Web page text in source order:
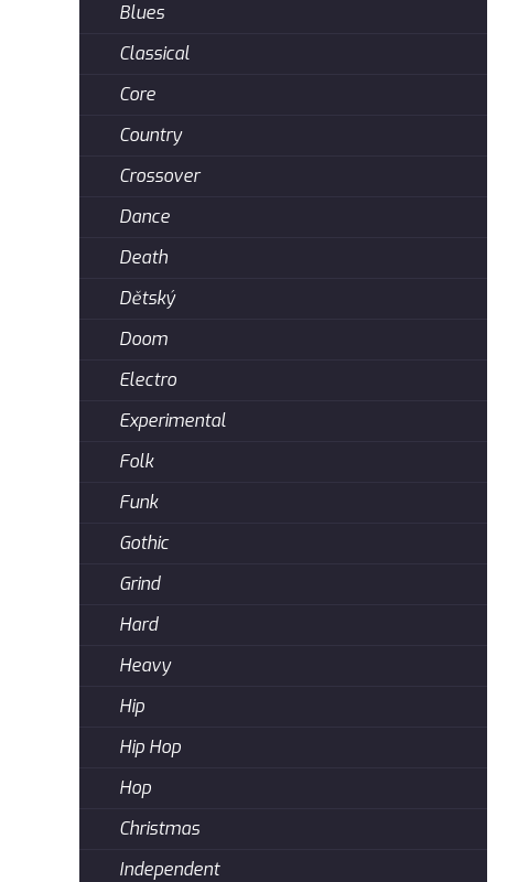
Blues
Classical
Core
Country
Crossover
Dance
Death
Dětský
Doom
Electro
Experimental
Folk
Funk
Gothic
Grind
Hard
Heavy
Hip
Hip Hop
Hop
Christmas
Independent